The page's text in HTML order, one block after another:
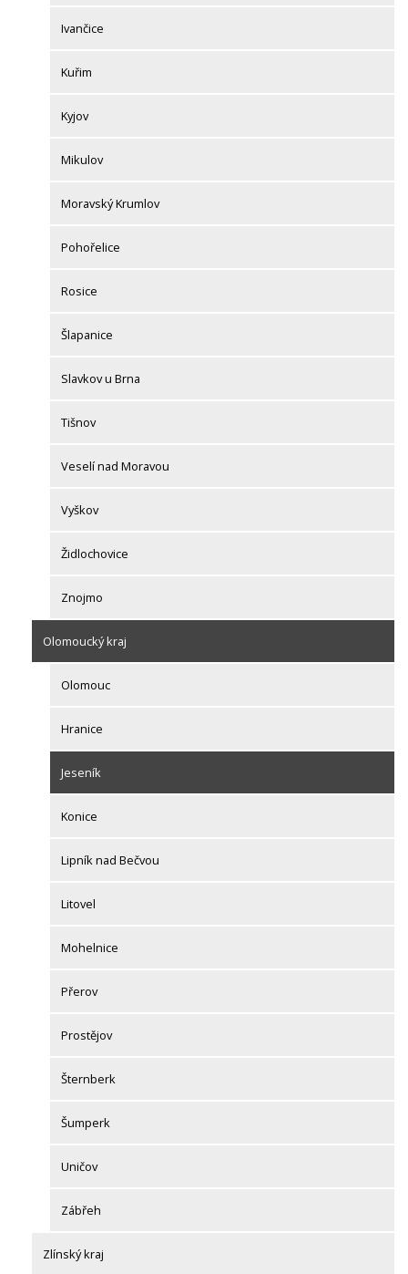
Ivančice
Kuřim
Kyjov
Mikulov
Moravský Krumlov
Pohořelice
Rosice
Šlapanice
Slavkov u Brna
Tišnov
Veselí nad Moravou
Vyškov
Židlochovice
Znojmo
Olomoucký kraj
Olomouc
Hranice
Jeseník
Konice
Lipník nad Bečvou
Litovel
Mohelnice
Přerov
Prostějov
Šternberk
Šumperk
Uničov
Zábřeh
Zlínský kraj